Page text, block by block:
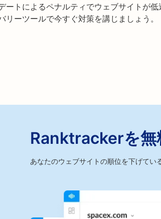
ートによるペナルティでウェブサイトが
リーツールで今すぐ対策を講じましょう。
Ranktrackerを無
あなたのウェブサイトの順位を下げてい